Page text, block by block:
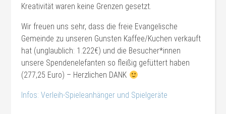
Kreativität waren keine Grenzen gesetzt.
Wir freuen uns sehr, dass die freie Evangelische
Gemeinde zu unseren Gunsten Kaffee/Kuchen verkauft
hat (unglaublich: 1.222€) und die Besucher*innen
unsere Spendenelefanten so fleißig gefüttert haben
(277,25 Euro) – Herzlichen DANK
Infos: Verleih-Spieleanhänger und Spielgeräte